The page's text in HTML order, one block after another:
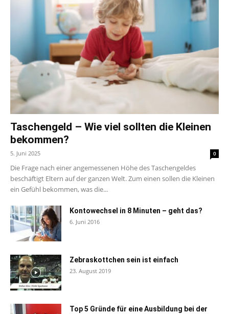
Taschengeld – Wie viel sollten die Kleinen
bekommen?
5. Juni 2025 0
Die Frage nach einer angemessenen Höhe des Taschengeldes
beschäftigt Eltern auf der ganzen Welt. Zum einen sollen die Kleinen
ein Gefühl bekommen, was die...
Kontowechsel in 8 Minuten – geht das?
6. Juni 2016
Zebraskottchen sein ist einfach
23. August 2019
Top 5 Gründe für eine Ausbildung bei der